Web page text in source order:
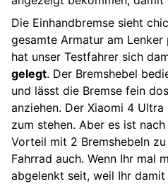
Die Einhandbremse sieht
gesamte Armatur am
hat unser Testfahrer sich
gelegt. Der Bremshebel
und lässt die Bremse fein
anziehen. Der Xiaomi 4
zum stehen. Aber es ist
Vorteil mit 2 Bremshebeln
Fahrrad auch. Wenn Ihr mal
abgelenkt seit, weil Ihr